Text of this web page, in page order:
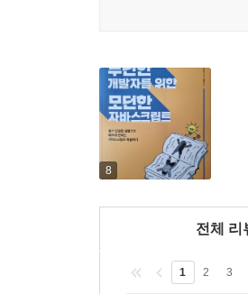
_도리언 그레이, 아마존
만약 여러분이 다른 프
맞춰 탁월하게 설명합
나면 원하는 자바스크
8
전체 리
1 2 3